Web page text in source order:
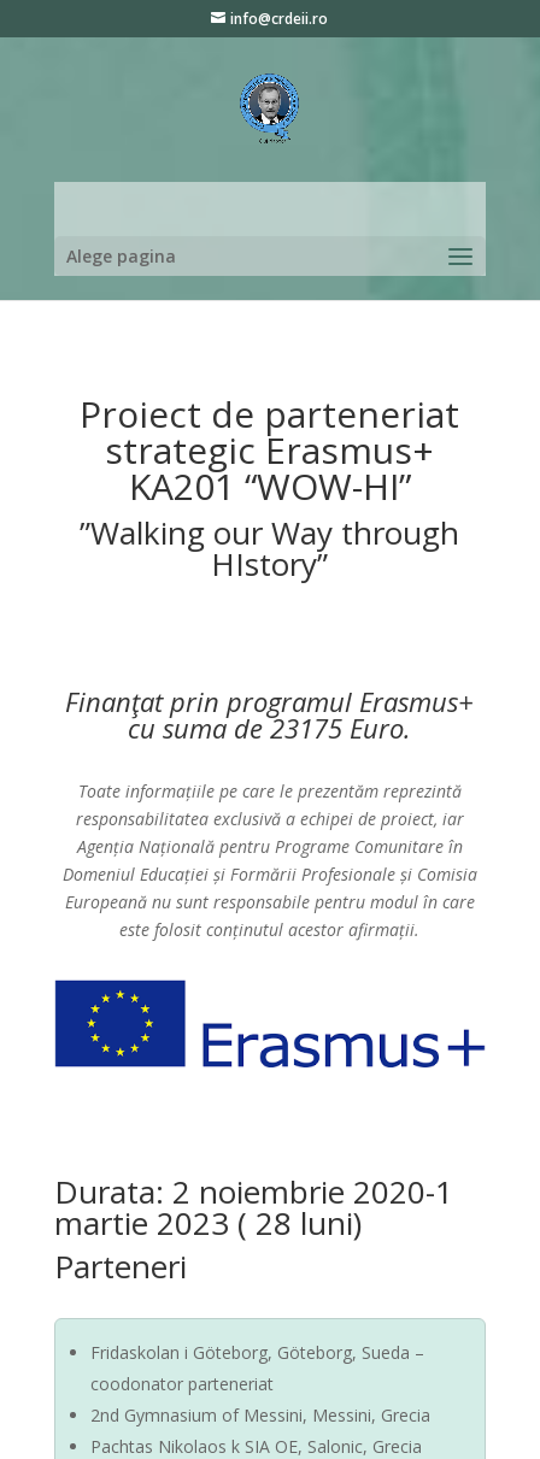
info@crdeii.ro
Alege pagina
Proiect de parteneriat
strategic Erasmus+
KA201 “WOW-HI”
”Walking our Way through
HIstory”
Finanţat prin programul Erasmus+
cu suma de 23175 Euro.
Toate informațiile pe care le prezentăm reprezintă
responsabilitatea exclusivă a echipei de proiect, iar
Agenția Națională pentru Programe Comunitare în
Domeniul Educației și Formării Profesionale și Comisia
Europeană nu sunt responsabile pentru modul în care
este folosit conținutul acestor afirmații.
Durata: 2 noiembrie 2020-1
martie 2023 ( 28 luni)
Parteneri
Fridaskolan i Göteborg, Göteborg, Sueda –
coodonator parteneriat
2nd Gymnasium of Messini, Messini, Grecia
Pachtas Nikolaos k SIA OE, Salonic, Grecia